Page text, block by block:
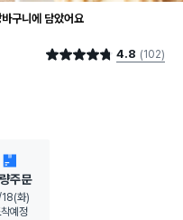
구니에 담았어요
별점 4.8점 4.8 (102)
주문
화)
예정